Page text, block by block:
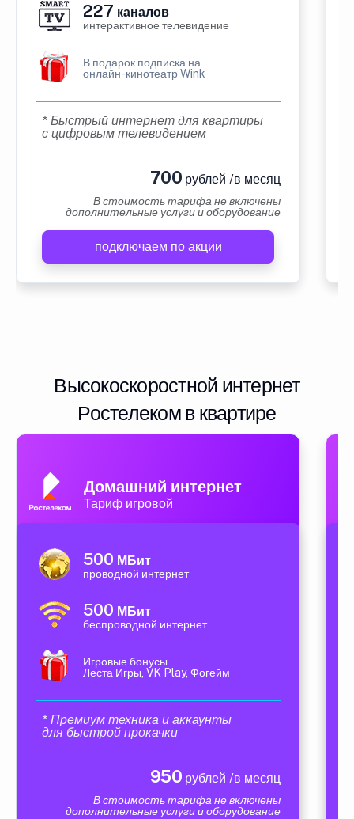
227 каналов
интерактивное телевидение
В подарок подписка на
онлайн-кинотеатр Wink
* Быстрый интернет для квартиры
с цифровым телевидением
700 рублей /в месяц
В стоимость тарифа не включены
дополнительные услуги и оборудование
подключаем по акции
Высокоскоростной интернет
Ростелеком в квартире
Домашний интернет
Тариф игровой
500 МБит
проводной интернет
500 МБит
беспроводной интернет
Игровые бонусы
Леста Игры, VK Play, Фогейм
* Премиум техника и аккаунты
для быстрой прокачки
950 рублей /в месяц
В стоимость тарифа не включены
дополнительные услуги и оборудование